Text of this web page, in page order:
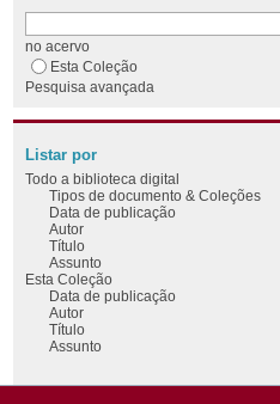
no acervo
Esta Coleção
Pesquisa avançada
Listar por
Todo a biblioteca digital
Tipos de documento & Coleções
Data de publicação
Autor
Título
Assunto
Esta Coleção
Data de publicação
Autor
Título
Assunto